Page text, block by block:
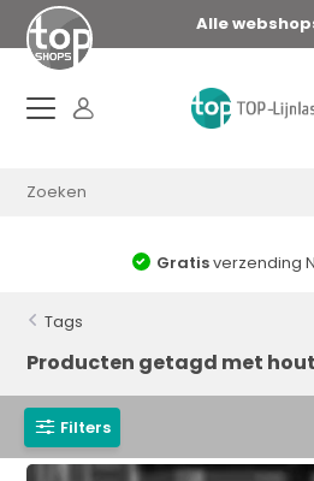
Alle
Gratisverzending
Tags
Producten getagd met
Filters